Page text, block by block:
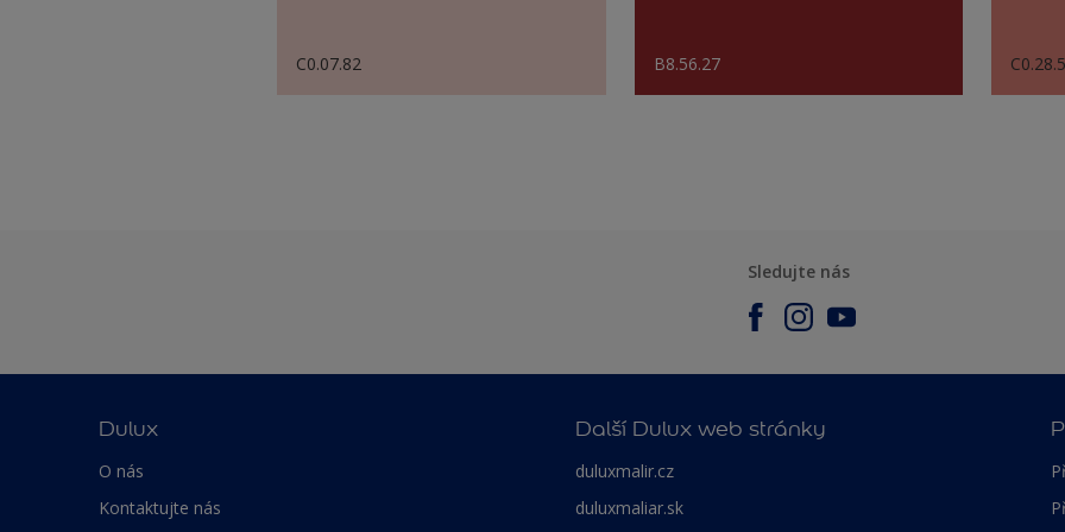
C0.07.82 B8.56.27
Sledujte nás
Dulux
O nás
Kontaktujte nás
Další Dulux web stránky
duluxmalir.cz
duluxmaliar.sk